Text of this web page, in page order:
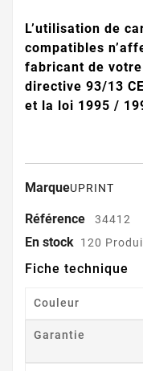
L’utilisation de
compatibles
fabricant de
directive 93/13
et la loi 1995 /
MarqueUPRINT
Référence 34412
En stock 120
Fiche technique
Couleur
Garantie